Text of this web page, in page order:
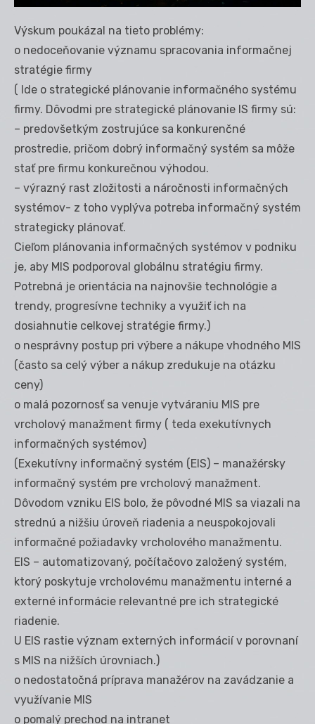
Výskum poukázal na tieto problémy:
o nedoceňovanie významu spracovania informačnej
stratégie firmy
( Ide o strategické plánovanie informačného systému
firmy. Dôvodmi pre strategické plánovanie IS firmy sú:
– predovšetkým zostrujúce sa konkurenčné
prostredie, pričom dobrý informačný systém sa môže
stať pre firmu konkurečnou výhodou.
– výrazný rast zložitosti a náročnosti informačných
systémov- z toho vyplýva potreba informačný systém
strategicky plánovať.
Cieľom plánovania informačných systémov v podniku
je, aby MIS podporoval globálnu stratégiu firmy.
Potrebná je orientácia na najnovšie technológie a
trendy, progresívne techniky a využiť ich na
dosiahnutie celkovej stratégie firmy.)
o nesprávny postup pri výbere a nákupe vhodného MIS
(často sa celý výber a nákup zredukuje na otázku
ceny)
o malá pozornosť sa venuje vytváraniu MIS pre
vrcholový manažment firmy ( teda exekutívnych
informačných systémov)
(Exekutívny informačný systém (EIS) – manažérsky
informačný systém pre vrcholový manažment.
Dôvodom vzniku EIS bolo, že pôvodné MIS sa viazali na
strednú a nižšiu úroveň riadenia a neuspokojovali
informačné požiadavky vrcholového manažmentu.
EIS – automatizovaný, počítačovo založený systém,
ktorý poskytuje vrcholovému manažmentu interné a
externé informácie relevantné pre ich strategické
riadenie.
U EIS rastie význam externých informácií v porovnaní
s MIS na nižších úrovniach.)
o nedostatočná príprava manažérov na zavádzanie a
využívanie MIS
o pomalý prechod na intranet